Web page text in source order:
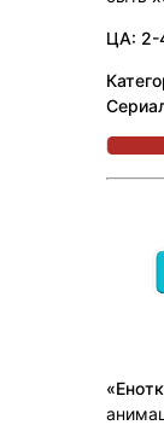
ЦА: 2-